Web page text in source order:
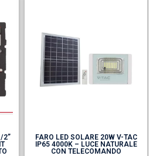
2”
FARO LED SOLARE 20W V-TAC
IP65 4000K – LUCE NATURALE
CON TELECOMANDO